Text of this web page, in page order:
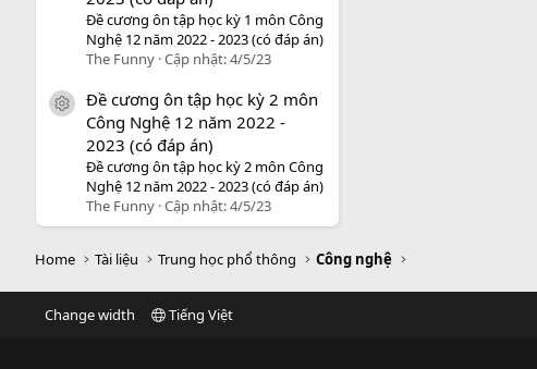
Đề cương ôn tập học kỳ 1 môn Công
Nghệ 12 năm 2022 - 2023 (có đáp án)
The Funny Cập nhật:4/5/23
icon tài liệu
Đề cương ôn tập học kỳ 2 môn
Công Nghệ 12 năm 2022 -
2023 (có đáp án)
Đề cương ôn tập học kỳ 2 môn Công
Nghệ 12 năm 2022 - 2023 (có đáp án)
The Funny Cập nhật:4/5/23
Home Tài liệu Trung học phổ thông Công nghệ
Change width Tiếng Việt